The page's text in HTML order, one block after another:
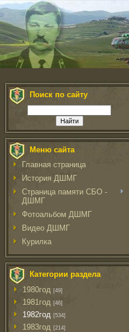
Поиск по сайту
Меню сайта
Главная страница
История ДШМГ
Страница памяти СБО -
ДШМГ
Фотоальбом ДШМГ
Видео ДШМГ
Курилка
Категории раздела
1980год [49]
1981год [46]
1982год [534]
1983год [214]